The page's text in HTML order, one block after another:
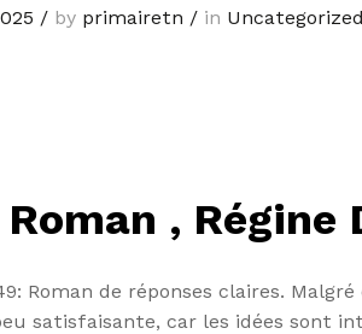
/by primairetn /in Uncategorized
, Régine
Roman de réponses claires.
satisfaisante, car les idées sont